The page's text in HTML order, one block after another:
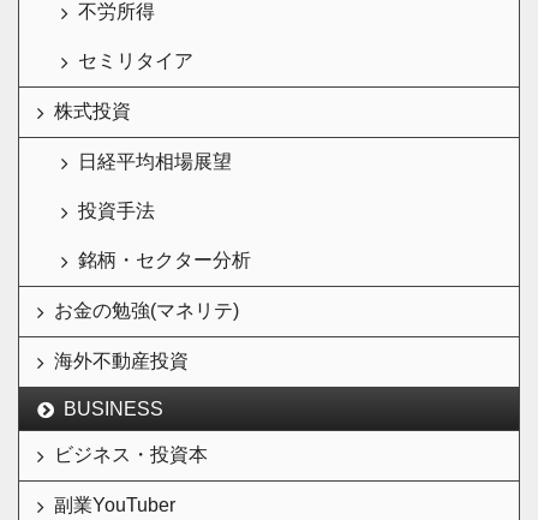
不労所得
セミリタイア
株式投資
日経平均相場展望
投資手法
銘柄・セクター分析
お金の勉強(マネリテ)
海外不動産投資
BUSINESS
ビジネス・投資本
副業YouTuber